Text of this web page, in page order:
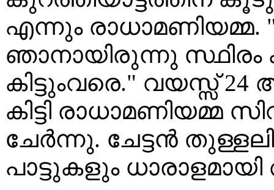
എന്നും
ഞാനായിരുന്നു
കിട്ടുംവരെ." വയസ്സ്
കിട്ടി
ചേർന്നു. ചേട്ടൻ
പാട്ടുകളും ധാരാളമായി